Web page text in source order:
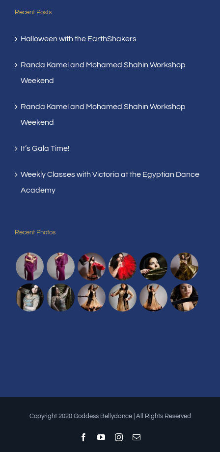
Recent Posts
Halloween with the EarthShakers
Randa Kamel and Mohamed Shahin Workshop
Weekend
Randa Kamel and Mohamed Shahin Workshop
Weekend
It’s Gala Time!
Weekly Classes with Victoria at the Egyptian Dance
Academy
Recent Photos
Copyright 2020 Goddess Bellydance | All Rights Reserved
FacebookYouTubeInstagram
Email